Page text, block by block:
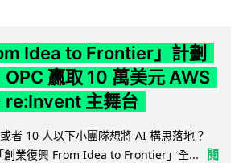
Idea to Frontier」計劃
贏取 10 萬美元 AWS
主舞台
者 10 人以下小團隊想將 AI 構思落地？
創業復興 From Idea to Frontier」全...
閱